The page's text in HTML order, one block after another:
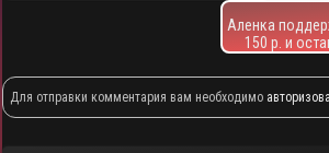
Аленка
150 р. и
Для отправки комментария вам необходимо